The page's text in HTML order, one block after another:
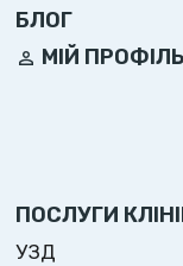
БЛОГ
МІЙ ПРОФІЛЬ
ПОСЛУГИ
УЗД